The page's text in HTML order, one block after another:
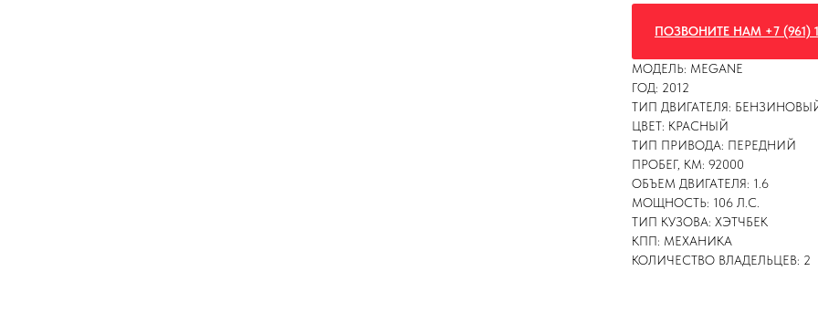
ПОЗВОНИТЕ НАМ +7 (961)
МОДЕЛЬ: MEGANE
ГОД: 2012
ТИП ДВИГАТЕЛЯ:
ЦВЕТ: КРАСНЫЙ
ТИП ПРИВОДА: ПЕРЕДНИЙ
ПРОБЕГ, КМ: 92000
ОБЪЕМ ДВИГАТЕЛЯ: 1.6
МОЩНОСТЬ: 106 Л.С.
ТИП КУЗОВА: ХЭТЧБЕК
КПП: МЕХАНИКА
КОЛИЧЕСТВО ВЛАДЕЛЬЦЕВ: 2